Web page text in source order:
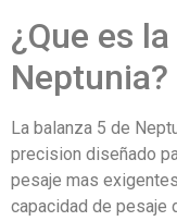
¿Que es
Neptunia?
La balanza 5 de
precision diseñado
pesaje mas
capacidad de pesaje